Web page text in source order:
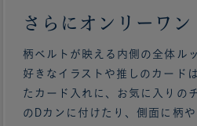
さらにオンリーワン
柄ベルトが映える内側の全体ル
好きなイラストや推しのカード
たカード入れに、お気に入りの
のDカンに付けたり、側面に柄